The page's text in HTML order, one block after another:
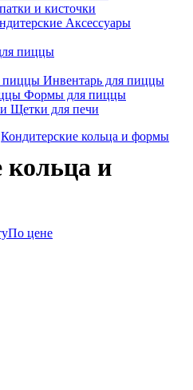
и кисточки
Аксессуары
пиццы
Инвентарь для пиццы
Формы для пиццы
Щетки для печи
Кондитерские кольца и формы
кольца и
По цене